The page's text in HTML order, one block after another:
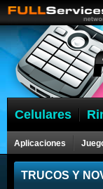
Celulares
Aplicaciones
Celulares
TRUCOS Y